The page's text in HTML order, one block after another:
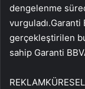
dengelenme
vurguladı.Garanti
gerçekleştirilen
sahip Garanti
REKLAM